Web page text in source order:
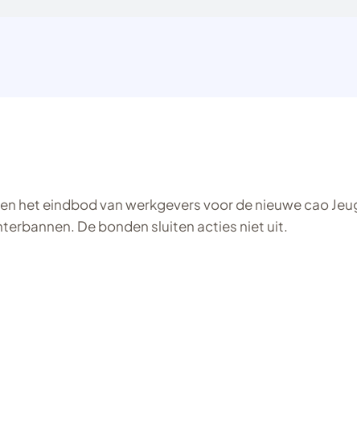
het eindbod van werkgevers voor de nieuwe cao
De bonden sluiten acties niet uit.